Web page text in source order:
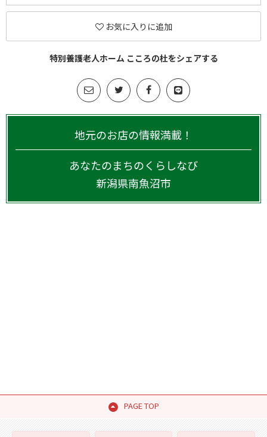
お気に入りに追加
特別養護老人ホーム こころの杜をシェアする
地元のお店の情報満載！
あなたのまちのくらしなび
新潟県南魚沼市
PAGE TOP